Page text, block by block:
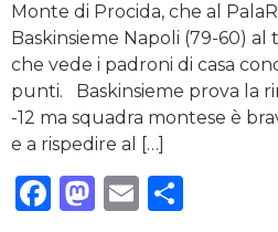
Monte di Procida, che al
Baskinsieme Napoli (79-60)
che vede i padroni di casa
punti. Baskinsieme prova la
-12 ma squadra montese è
e a rispedire al […]
Facebook
Mastodon
Email